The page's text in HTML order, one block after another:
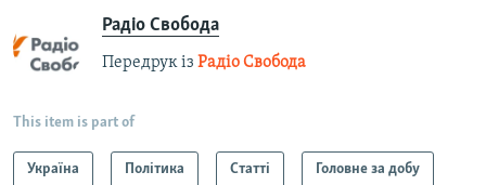
Радіо Свобода
Передрук із Радіо Свобода
This item is part of
Україна Політика Статті Головне за добу